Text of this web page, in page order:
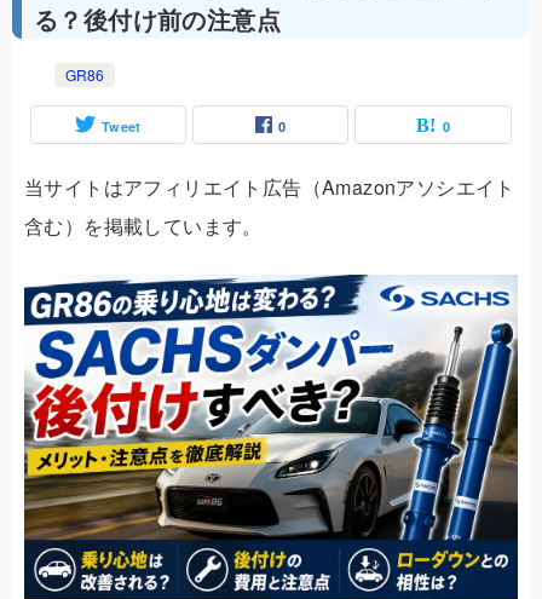
る？後付け前の注意点
GR86
Tweet 0 0
当サイトはアフィリエイト広告（Amazonアソシエイト
含む）を掲載しています。